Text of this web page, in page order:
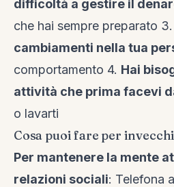
difficoltà a gestire il
che hai sempre preparato 3.
cambiamenti nella tua
comportamento 4. Hai
attività che prima facevi
o lavarti
Cosa puoi fare per
Per mantenere la mente
relazioni sociali: Telefona